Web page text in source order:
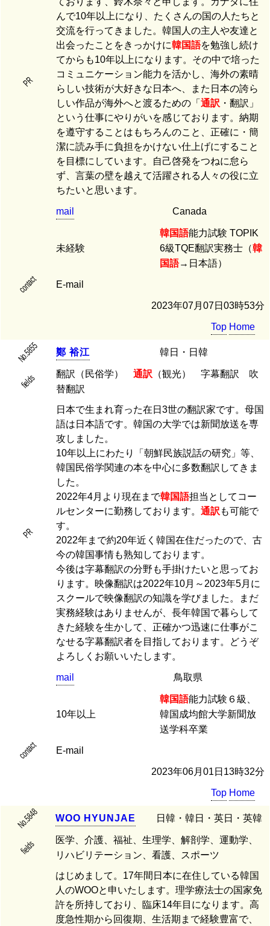
PR
んで10年以上になり、たくさんの国の人たちと
交流を行ってきました。韓国人の主人や友達と
出会ったことをきっかけに韓国語を勉強し続け
てからも10年以上になります。その中で培った
コミュニケーション能力を活かし、海外の素晴
らしい技術が大好きな日本へ、また日本の誇ら
しい作品が海外へと渡るための「 通訳 ・翻訳」
という仕事にやりがいを感じております。納期
を遵守することはもちろんのこと、正確に・簡
潔に読み手に負担をかけない仕上げにすること
を目標にしています。自己啓発をつねに怠ら
ず、言葉の壁を越えて活躍される人々の役に立
ちたいと思います。
mail Canada
未経験
韓国語能力試験 TOPIK
6級TQE翻訳実務士（韓
国語→日本語）
contact E-mail
2023年07月07日03時53分
Top Home
No.5855 鄭 裕江 韓日・日韓
fields 翻訳（民俗学） 通訳 （観光） 字幕翻訳 吹
替翻訳
PR
日本で生まれ育った在日3世の翻訳家です。母国
語は日本語です。韓国の大学では新聞放送を専
攻しました。
10年以上にわたり「朝鮮民族説話の研究」等、
韓国民俗学関連の本を中心に多数翻訳してきま
した。
2022年4月より現在まで韓国語担当としてコー
ルセンターに勤務しております。 通訳 も可能で
す。
2022年まで約20年近く韓国在住だったので、古
今の韓国事情も熟知しております。
今後は字幕翻訳の分野も手掛けたいと思ってお
ります。映像翻訳は2022年10月～2023年5月に
スクールで映像翻訳の知識を学びました。まだ
実務経験はありませんが、長年韓国で暮らして
きた経験を生かして、正確かつ迅速に仕事がこ
なせる字幕翻訳者を目指しております。どうぞ
よろしくお願いいたします。
mail 鳥取県
10年以上
韓国語能力試験６級、
韓国成均館大学新聞放
送学科卒業
contact E-mail
2023年06月01日13時32分
Top Home
No.5848 WOO H YU N JA E 日韓・韓日・英日・英韓
fields
医学、介護、福祉、生理学、解剖学、運動学、
リハビリテーション、看護、スポーツ
はじめまして。17年間日本に在住している韓国
人のWOOと申いたします。理学療法士の国家免
許を所持しており、臨床14年目になります。高
度急性期から回復期、生活期まで経験豊富で、